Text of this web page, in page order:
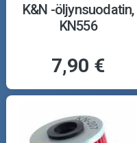
K&N -öljynsuodatin,
KN556
7,90 €